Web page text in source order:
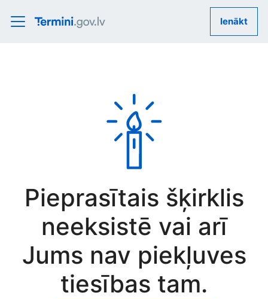
Ienākt
Pieprasītais šķirklis
neeksistē vai arī
Jums nav piekļuves
tiesības tam.